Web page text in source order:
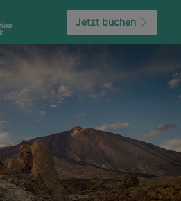
Jetzt buchen